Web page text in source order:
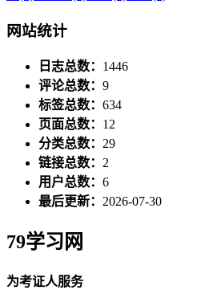
网站统计
日志总数： 1446
评论总数： 9
标签总数： 634
页面总数： 12
分类总数： 29
链接总数： 2
用户总数： 6
最后更新： 2026-07-30
79学习网
为考证人服务